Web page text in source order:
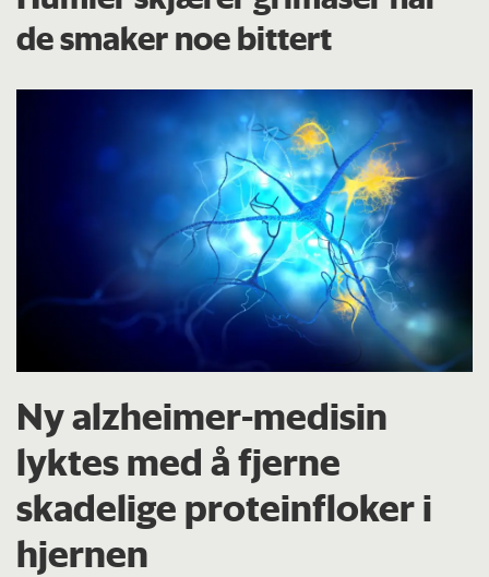
de smaker noe bittert
Ny alzheimer-medisin
lyktes med å fjerne
skadelige proteinfloker i
hjernen